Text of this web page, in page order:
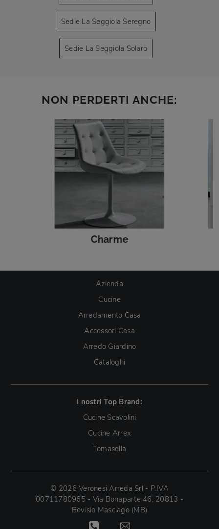
Sedie La Seggiola Seregno
Sedie La Seggiola Solaro
NON PERDERTI ANCHE:
Charme
Azienda
Cucine
Arredamento Casa
Accessori Casa
Arredo Giardino
Cataloghi
I nostri Top Brand:
Cucine Scavolini
Cucine Arrex
Tomasella
© 2026 Veronesi Arreda Srl - P.IVA
00711780965 - Via Bonaparte 46, 20813 -
Bovisio Masciago (MB)